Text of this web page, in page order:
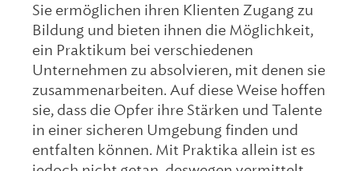
Sie ermöglichen ihren Klienten Zugang zu
Bildung und bieten ihnen die Möglichkeit,
ein Praktikum bei verschiedenen
Unternehmen zu absolvieren, mit denen sie
zusammenarbeiten. Auf diese Weise hoffen
sie, dass die Opfer ihre Stärken und Talente
in einer sicheren Umgebung finden und
entfalten können. Mit Praktika allein ist es